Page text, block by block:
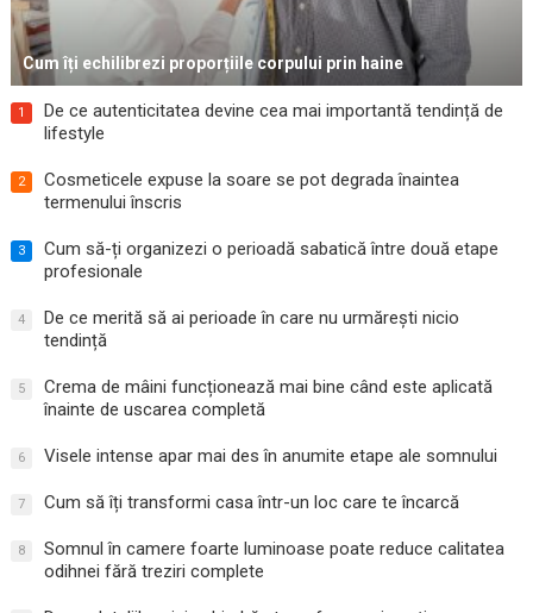
Cum îți echilibrezi proporțiile corpului prin haine
1
De ce autenticitatea devine cea mai importantă tendință de
lifestyle
2
Cosmeticele expuse la soare se pot degrada înaintea
termenului înscris
3
Cum să-ți organizezi o perioadă sabatică între două etape
profesionale
4
De ce merită să ai perioade în care nu urmărești nicio
tendință
5
Crema de mâini funcționează mai bine când este aplicată
înainte de uscarea completă
6 Visele intense apar mai des în anumite etape ale somnului
7 Cum să îți transformi casa într-un loc care te încarcă
8
Somnul în camere foarte luminoase poate reduce calitatea
odihnei fără treziri complete